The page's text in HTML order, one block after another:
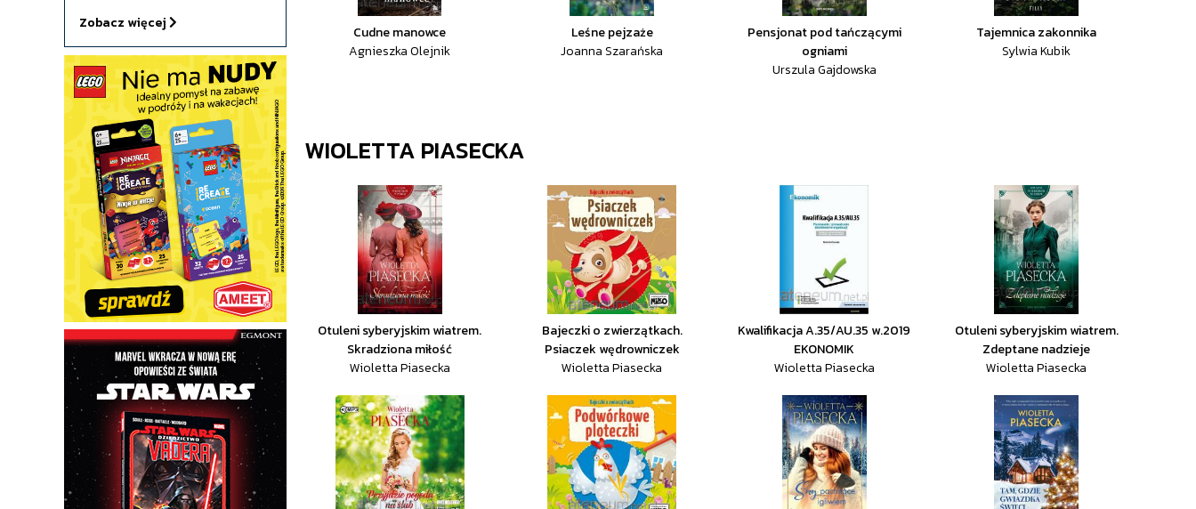
Zobacz więcej
Cudne manowce
Agnieszka Olejnik
Leśne pejzaże
Joanna Szarańska
Pensjonat pod tańczącymi
ogniami
Urszula Gajdowska
Tajemnica zakonnika
Sylwia Kubik
WIOLETTA PIASECKA
Otuleni syberyjskim wiatrem.
Skradziona miłość
Wioletta Piasecka
Bajeczki o zwierzątkach.
Psiaczek wędrowniczek
Wioletta Piasecka
Kwalifikacja A.35/AU.35 w.2019
EKONOMIK
Wioletta Piasecka
Otuleni syberyjskim wiatrem.
Zdeptane nadzieje
Wioletta Piasecka